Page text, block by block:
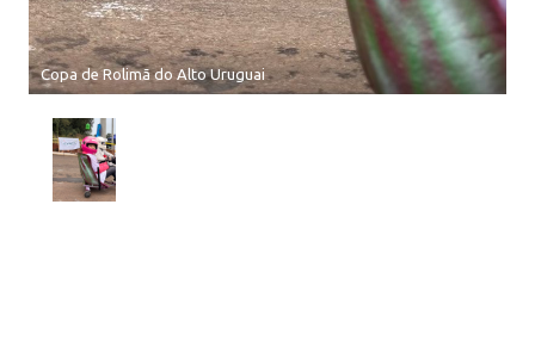
Copa de Rolimã do Alto Uruguai